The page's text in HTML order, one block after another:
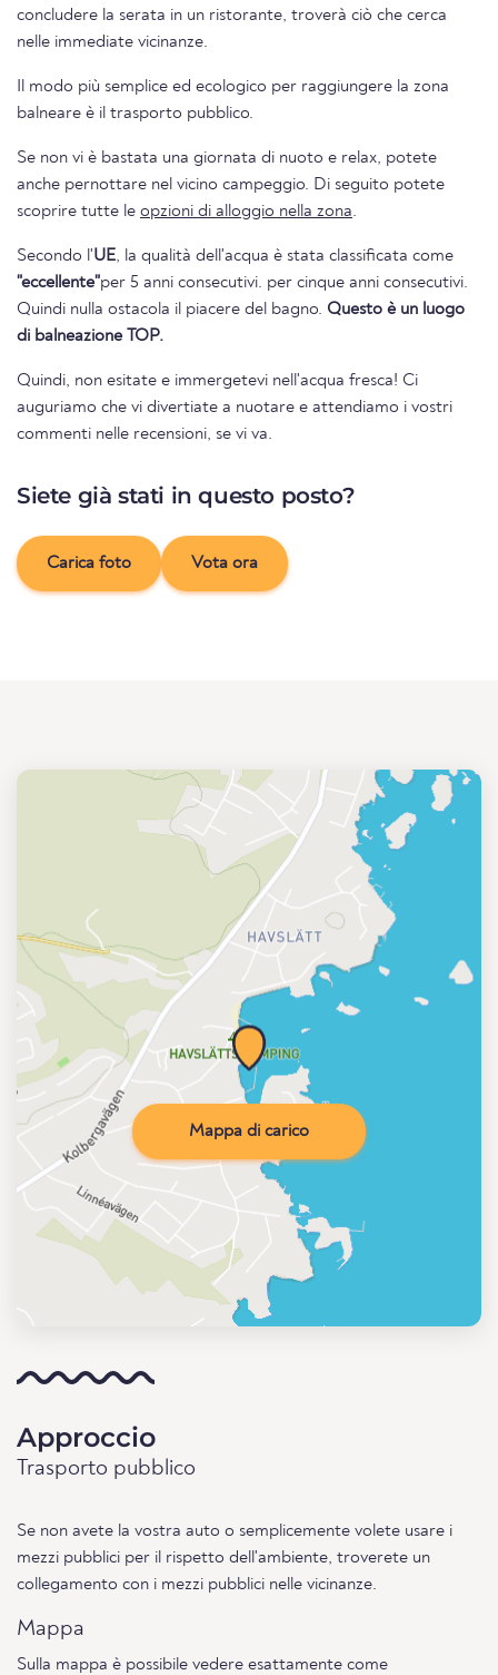
concludere la serata in un ristorante, troverà ciò che cerca
nelle immediate vicinanze.
Il modo più semplice ed ecologico per raggiungere la zona
balneare è il trasporto pubblico.
Se non vi è bastata una giornata di nuoto e relax, potete
anche pernottare nel vicino campeggio. Di seguito potete
scoprire tutte le opzioni di alloggio nella zona.
Secondo l'UE, la qualità dell'acqua è stata classificata come
"eccellente"per 5 anni consecutivi. per cinque anni consecutivi.
Quindi nulla ostacola il piacere del bagno. Questo è un luogo
di balneazione TOP.
Quindi, non esitate e immergetevi nell'acqua fresca! Ci
auguriamo che vi divertiate a nuotare e attendiamo i vostri
commenti nelle recensioni, se vi va.
Siete già stati in questo posto?
Carica foto Vota ora
Mappa di carico
Approccio
Trasporto pubblico
Se non avete la vostra auto o semplicemente volete usare i
mezzi pubblici per il rispetto dell'ambiente, troverete un
collegamento con i mezzi pubblici nelle vicinanze.
Mappa
Sulla mappa è possibile vedere esattamente come